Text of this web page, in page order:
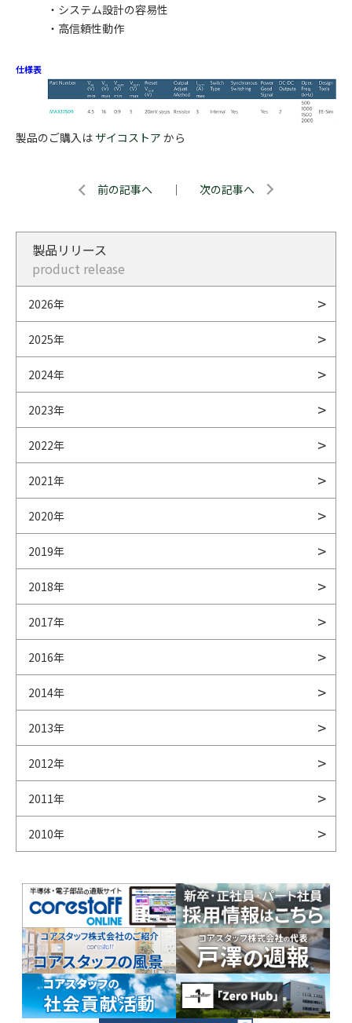
・システム設計の容易性
・高信頼性動作
仕様表
製品のご購入は ザイコストア から
前の記事へ ｜ 次の記事へ
製品リリース
product release
2026年
2025年
2024年
2023年
2022年
2021年
2020年
2019年
2018年
2017年
2016年
2014年
2013年
2012年
2011年
2010年